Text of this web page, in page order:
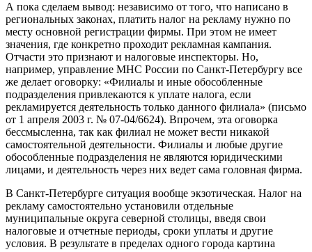
А пока сделаем вывод: независимо от того, что написано в
региональных законах, платить налог на рекламу нужно по
месту основной регистрации фирмы. При этом не имеет
значения, где конкретно проходит рекламная кампания.
Отчасти это признают и налоговые инспекторы. Но,
например, управление МНС России по Санкт-Петербургу все
же делает оговорку: «Филиалы и иные обособленные
подразделения привлекаются к уплате налога, если
рекламируется деятельность только данного филиала» (письмо
от 1 апреля 2003 г. № 07-04/6624). Впрочем, эта оговорка
бессмысленна, так как филиал не может вести никакой
самостоятельной деятельности. Филиалы и любые другие
обособленные подразделения не являются юридическими
лицами, и деятельность через них ведет сама головная фирма.
В Санкт-Петербурге ситуация вообще экзотическая. Налог на
рекламу самостоятельно установили отдельные
муниципальные округа северной столицы, введя свои
налоговые и отчетные периоды, сроки уплаты и другие
условия. В результате в пределах одного города картина